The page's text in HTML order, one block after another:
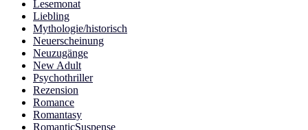
Lesemonat
Liebling
Mythologie/historisch
Neuerscheinung
Neuzugänge
New Adult
Psychothriller
Rezension
Romance
Romantasy
RomanticSuspense